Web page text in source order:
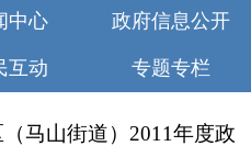
中心 政府信息公开
互动 专题专栏
马山街道）2011年度政